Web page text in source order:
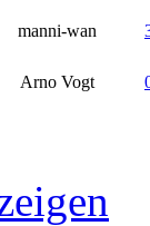
manni-wan
Arno Vogt